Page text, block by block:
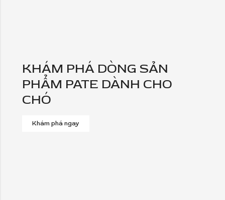
KHÁM PHÁ DÒNG SẢN
PHẨM PATE DÀNH CHO
CHÓ
Khám phá ngay